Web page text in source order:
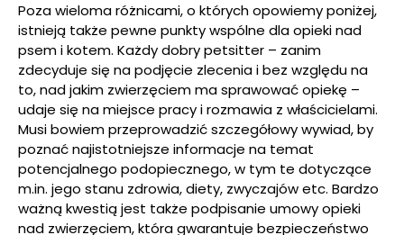
Poza wieloma różnicami, o których opowiemy poniżej,
istnieją także pewne punkty wspólne dla opieki nad
psem i kotem. Każdy dobry petsitter – zanim
zdecyduje się na podjęcie zlecenia i bez względu na
to, nad jakim zwierzęciem ma sprawować opiekę –
udaje się na miejsce pracy i rozmawia z właścicielami.
Musi bowiem przeprowadzić szczegółowy wywiad, by
poznać najistotniejsze informacje na temat
potencjalnego podopiecznego, w tym te dotyczące
m.in. jego stanu zdrowia, diety, zwyczajów etc. Bardzo
ważną kwestią jest także podpisanie umowy opieki
nad zwierzęciem, która gwarantuje bezpieczeństwo